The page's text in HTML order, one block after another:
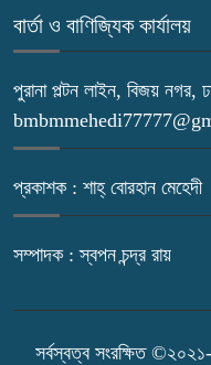
বার্তা ও বাণিজ্যিক কার্যালয়
পুরানা পল্টন লাইন, বিজয়
প্রকাশক : শাহ্ বোরহান মেহেদী
সম্পাদক : স্বপন চন্দ্র রায়
সর্বস্বত্ব সংরক্ষিত ©২০২১-